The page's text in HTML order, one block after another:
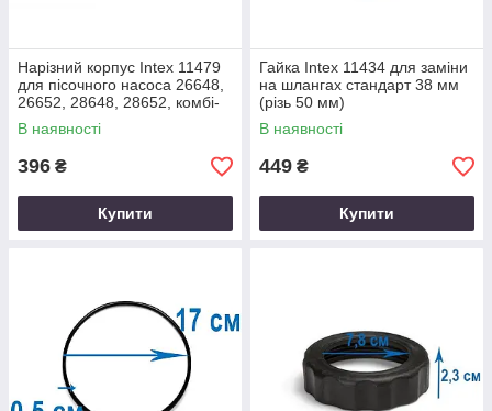
Нарізний корпус Intex 11479
для пісочного насоса 26648,
26652, 28648, 28652, комбі-
пісочного 28676, 28678
В наявності
396 ₴
Купити
Гайка Intex 11434 для заміни
на шлангах стандарт 38 мм
(різь 50 мм)
В наявності
449 ₴
Купити